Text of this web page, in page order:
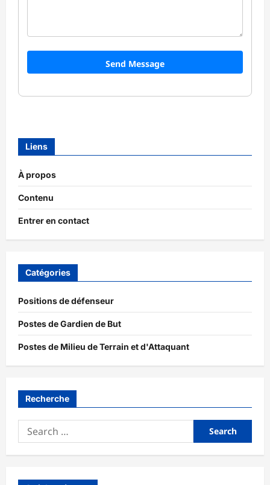
Send Message
Liens
À propos
Contenu
Entrer en contact
Catégories
Positions de défenseur
Postes de Gardien de But
Postes de Milieu de Terrain et d'Attaquant
Recherche
Search
for: